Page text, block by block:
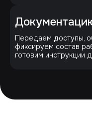
Передаем доступы,
фиксируем состав
готовим инструкции